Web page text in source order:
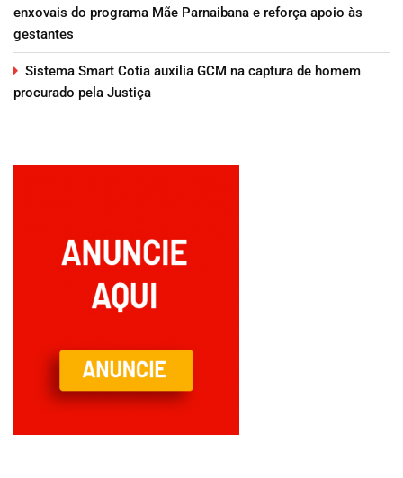
enxovais do programa Mãe Parnaibana e reforça apoio às
gestantes
Sistema Smart Cotia auxilia GCM na captura de homem
procurado pela Justiça